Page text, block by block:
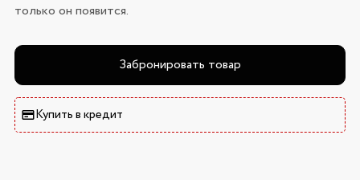
только он появится.
Забронировать товар
Купить в кредит